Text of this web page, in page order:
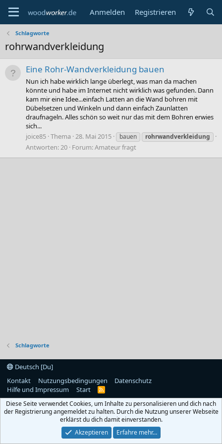
Anmelden Registrieren
Schlagworte
rohrwandverkleidung
Eine Rohr-Wandverkleidung bauen
Nun ich habe wirklich lange überlegt, was man da machen
könnte und habe im Internet nicht wirklich was gefunden. Dann
kam mir eine Idee...einfach Latten an die Wand bohren mit
Dübelsetzen und Winkeln und dann einfach Zaunlatten
draufnageln. Alles schön so weit nur das mit dem Bohren erwies
sich...
joice85 Thema 28. Mai 2015 bauen rohrwandverkleidung
Antworten: 20 Forum:Amateur fragt
Schlagworte
Deutsch [Du]
Kontakt
Nutzungsbedingungen
Datenschutz
Hilfe und Impressum
Start
R
S
Diese Seite verwendet Cookies, um Inhalte zu personalisieren und dich nach
der Registrierung angemeldet zu halten. Durch die Nutzung unserer Webseite
erklärst du dich damit einverstanden.
Akzeptieren
Erfahre mehr…